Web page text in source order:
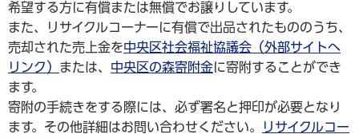
希望する方に有償または無償でお譲りしています。
また、リサイクルコーナーに有償で出品されたもののうち、
売却された売上金を中央区社会福祉協議会（外部サイトへ
リンク） または、 中央区の森寄附金に寄附することができ
ます。
寄附の手続きをする際には、必ず署名と押印が必要となり
ます。その他詳細はお問い合わせください。
リサイクルコー